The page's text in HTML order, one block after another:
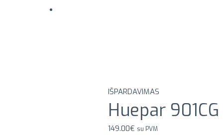
IŠPARDAVIMAS
Huepar 901CG
149.00€ su PVM